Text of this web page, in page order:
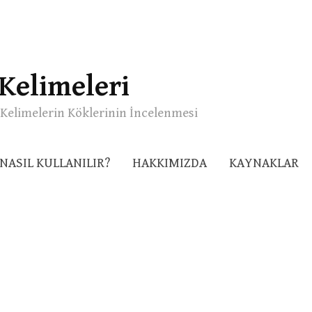
Kelimelerin Köklerinin İncelenmesi
NASIL KULLANILIR? HAKKIMIZDA KAYNAKLAR